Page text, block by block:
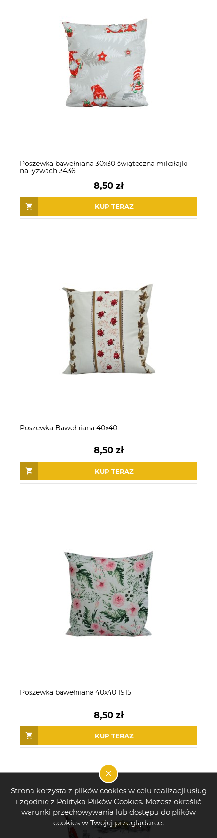
Strona korzysta z plików cookies w celu realizacji usług
i zgodnie z Polityką Plików Cookies. Możesz określić
warunki przechowywania lub dostępu do plików
cookies w Twojej przeglądarce.
Poszewka bawełniana 30x30 świąteczna mikołajki
na łyżwach 3436
8,50 zł
KUP TERAZ
Poszewka Bawełniana 40x40
8,50 zł
KUP TERAZ
Poszewka bawełniana 40x40 1915
8,50 zł
KUP TERAZ